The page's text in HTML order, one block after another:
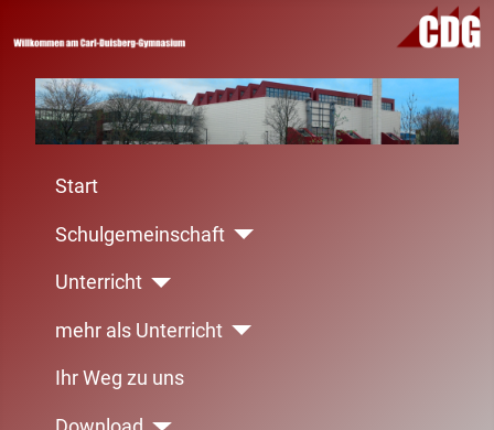
Start
Schulgemeinschaft
Unterricht
mehr als Unterricht
Ihr Weg zu uns